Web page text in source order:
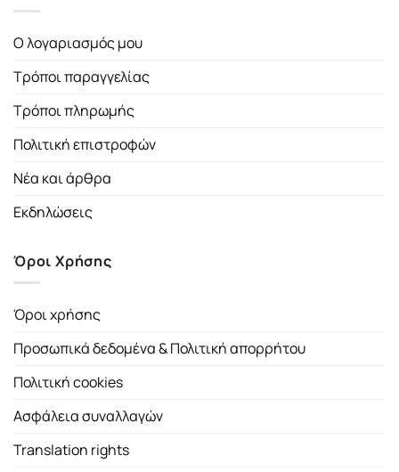
Ο λογαριασμός μου
Τρόποι παραγγελίας
Τρόποι πληρωμής
Πολιτική επιστροφών
Νέα και άρθρα
Εκδηλώσεις
Όροι Χρήσης
Όροι χρήσης
Προσωπικά δεδομένα & Πολιτική απορρήτου
Πολιτική cookies
Ασφάλεια συναλλαγών
Translation rights